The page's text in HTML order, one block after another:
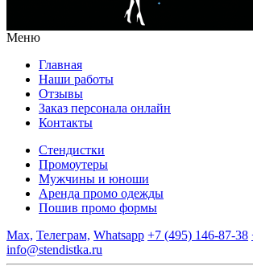
Меню
Главная
Наши работы
Отзывы
Заказ персонала онлайн
Контакты
Стендистки
Промоутеры
Мужчины и юноши
Аренда промо одежды
Пошив промо формы
Max, Телеграм, Whatsapp +7 (495) 146-87-38
info@stendistka.ru